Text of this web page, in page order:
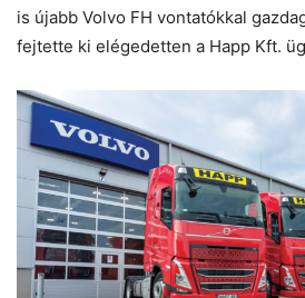
is újabb Volvo FH vontatókkal
fejtette ki elégedetten a Happ Kft.